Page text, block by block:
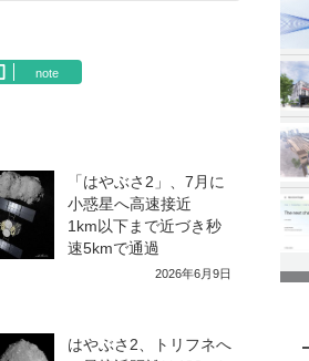
note
「はやぶさ2」、7月に
小惑星へ高速接近
1km以下まで近づき秒
速5kmで通過
2026年6月9日
はやぶさ2、トリフネへ